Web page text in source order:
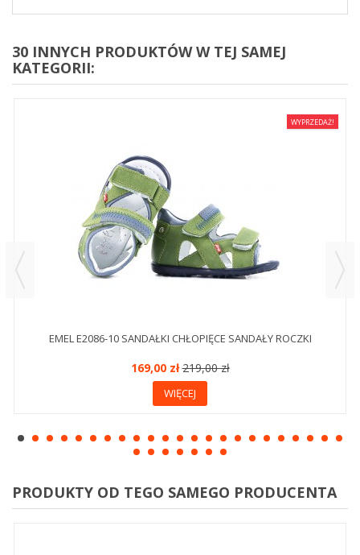
30 INNYCH PRODUKTÓW W TEJ SAMEJ
KATEGORII:
WYPRZEDAŻ!
EMEL E2086-10 SANDAŁKI CHŁOPIĘCE SANDAŁY ROCZKI
169,00 zł219,00 zł
WIĘCEJ
PRODUKTY OD TEGO SAMEGO PRODUCENTA